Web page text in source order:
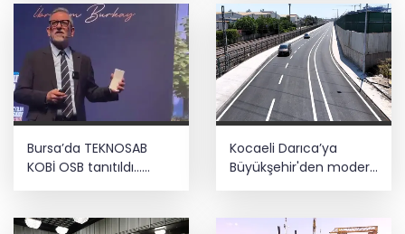
Bursa’da TEKNOSAB
KOBİ OSB tanıtıldı...
dönem
Kocaeli Darıca’ya
Büyükşehir'den modern